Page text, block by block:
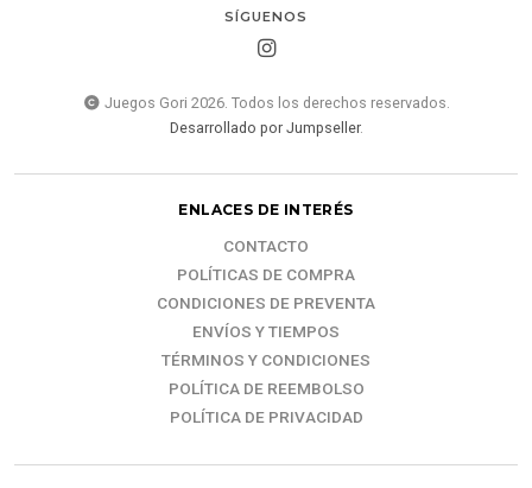
SÍGUENOS
Juegos Gori 2026. Todos los derechos reservados.
Desarrollado por Jumpseller.
ENLACES DE INTERÉS
CONTACTO
POLÍTICAS DE COMPRA
CONDICIONES DE PREVENTA
ENVÍOS Y TIEMPOS
TÉRMINOS Y CONDICIONES
POLÍTICA DE REEMBOLSO
POLÍTICA DE PRIVACIDAD